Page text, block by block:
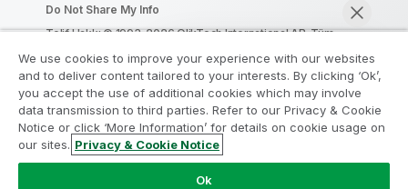
Şimdi sohbet et
Do Not Share My Info
Telif Hakkı © 1993-2026 QlikTech International AB. Tüm
Analiz Modernleştirme Programına katılın
Analiz Modernleştirme Programı ile değerli QlikView
We use cookies to improve your experience with our websites
and to deliver content tailored to your interests. By clicking ‘Ok’,
you accept the use of additional cookies which may involve
data transmission to third parties. Refer to our Privacy & Cookie
Notice or click ‘More Information’ for details on cookie usage on
our sites. Privacy & Cookie Notice
Ok